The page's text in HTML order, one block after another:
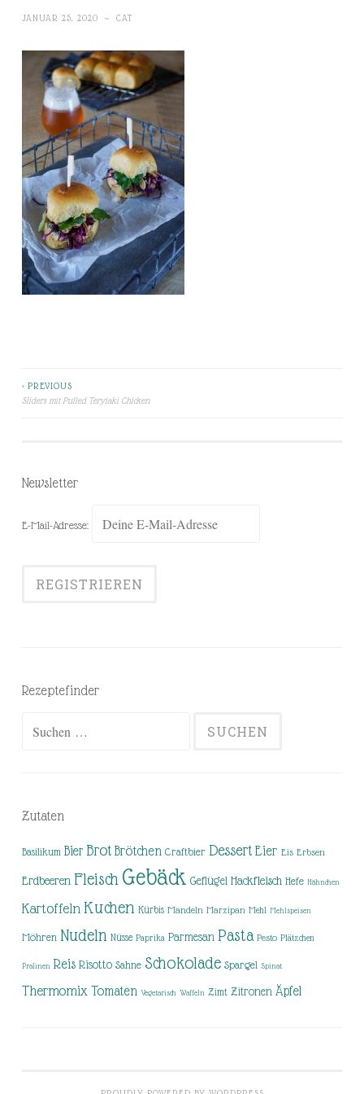
JANUAR 25, 2020 ~ CAT
Beitragsnavigation
< PREVIOUS
Sliders mit Pulled Teryiaki Chicken
Newsletter
E-Mail-Adresse:
Rezeptefinder
Zutaten
Basilikum Bier Brot Brötchen Craftbier Dessert Eier Eis Erbsen
Erdbeeren Fleisch Gebäck Geflügel Hackfleisch Hefe Hähnchen
Kartoffeln Kuchen Kürbis Mandeln Marzipan Mehl Mehlspeisen
Möhren Nudeln Nüsse Paprika Parmesan Pasta Pesto Plätzchen
Pralinen Reis Risotto Sahne Schokolade Spargel Spinat
Thermomix Tomaten Vegetarisch Waffeln Zimt Zitronen Äpfel